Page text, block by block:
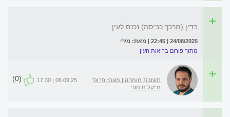
בדין (מרכך כביסה) נכנס לעין
24/08/2025 | 22:45 | מאת: מירי
מתוך פורום בריאות העין
תשובת מומחה | מאת: פרופ'
מייקל מימוני
06.09.25 | 17:30
(0)